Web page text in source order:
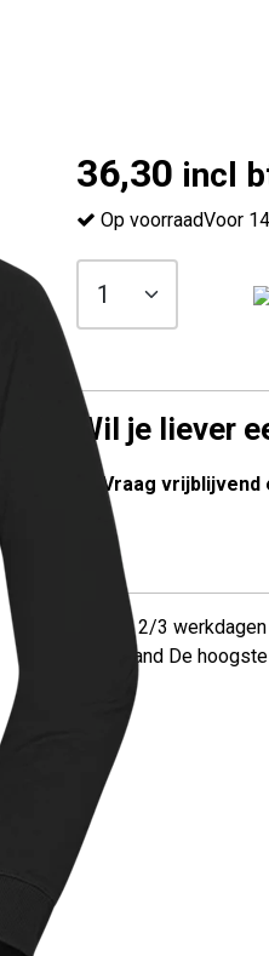
36,30 incl
Op voorraadVoor
Wil je liever
Vraag
Binnen 2/3
Nederland De